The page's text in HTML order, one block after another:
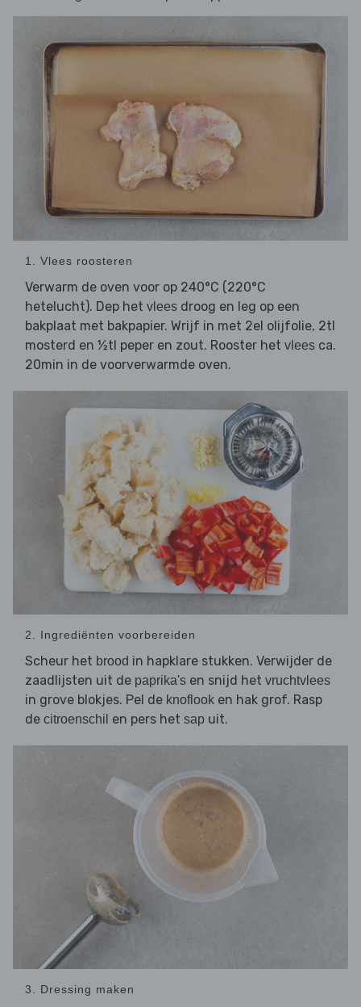
1. Vlees roosteren
Verwarm de oven voor op 240°C (220°C
hetelucht). Dep het vlees droog en leg op een
bakplaat met bakpapier. Wrijf in met 2el olijfolie, 2tl
mosterd en ½tl peper en zout. Rooster het vlees ca.
20min in de voorverwarmde oven.
2. Ingrediënten voorbereiden
Scheur het brood in hapklare stukken. Verwijder de
zaadlijsten uit de paprika's en snijd het vruchtvlees
in grove blokjes. Pel de knoflook en hak grof. Rasp
de citroenschil en pers het sap uit.
3. Dressing maken